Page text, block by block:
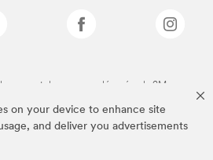
on your device to enhance site
and deliver you advertisements
sont des marques déposées de 3M.